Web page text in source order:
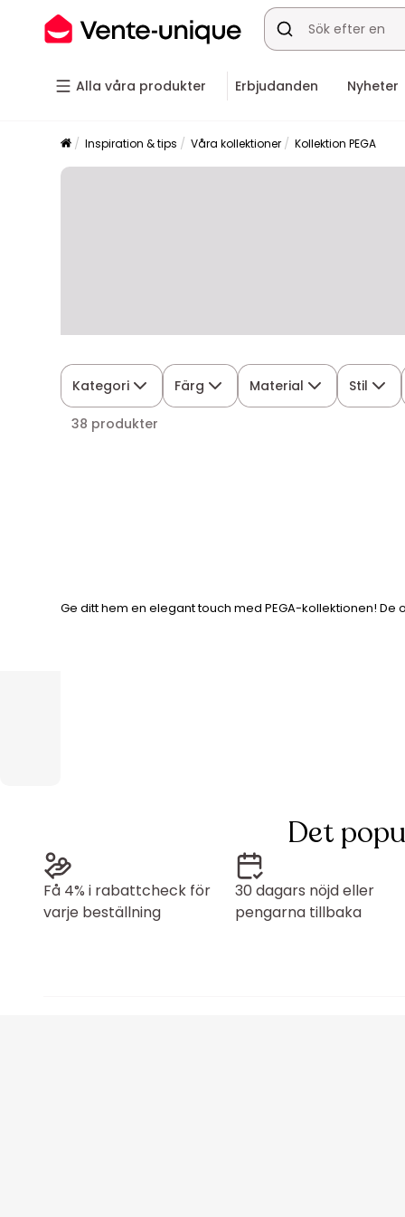
Alla våra produkter Erbjudanden Nyheter
Inspiration & tips Våra kollektioner Kollektion PEGA
Kategori Färg Material Stil
38 produkter
Ge ditt hem en elegant touch med PEGA-kollektionen!
Det
Få 4% i rabattcheck för
varje beställning
30 dagars nöjd eller
pengarna tillbaka